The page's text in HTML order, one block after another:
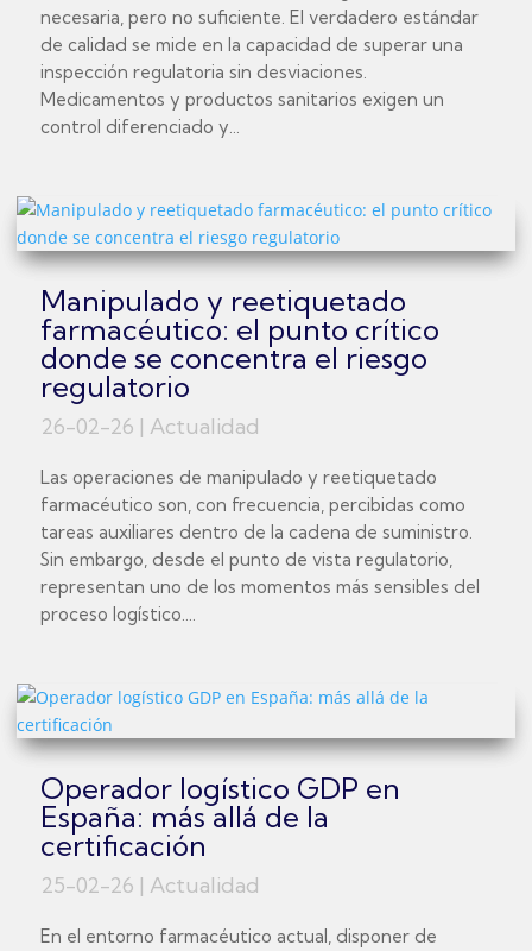
necesaria, pero no suficiente. El verdadero estándar
de calidad se mide en la capacidad de superar una
inspección regulatoria sin desviaciones.
Medicamentos y productos sanitarios exigen un
control diferenciado y...
Manipulado y reetiquetado
farmacéutico: el punto crítico
donde se concentra el riesgo
regulatorio
26-02-26 | Actualidad
Las operaciones de manipulado y reetiquetado
farmacéutico son, con frecuencia, percibidas como
tareas auxiliares dentro de la cadena de suministro.
Sin embargo, desde el punto de vista regulatorio,
representan uno de los momentos más sensibles del
proceso logístico....
Operador logístico GDP en
España: más allá de la
certificación
25-02-26 | Actualidad
En el entorno farmacéutico actual, disponer de